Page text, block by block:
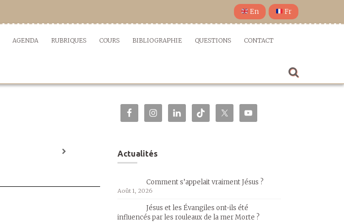
En Fr
AGENDA RUBRIQUES COURS BIBLIOGRAPHIE QUESTIONS CONTACT
Actualités
Comment s’appelait vraiment Jésus ?
Août 1, 2026
Jésus et les Évangiles ont-ils été
influencés par les rouleaux de la mer Morte ?